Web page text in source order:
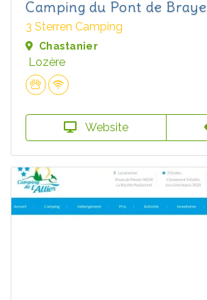
Camping du Pont de Braye
3 Sterren Camping
Chastanier
Lozère
Website